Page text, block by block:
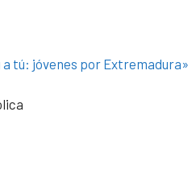
tú: jóvenes por Extremadura»